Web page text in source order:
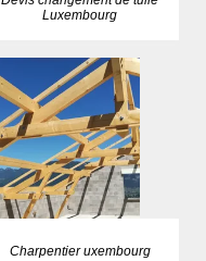
Luxembourg
Charpentier uxembourg